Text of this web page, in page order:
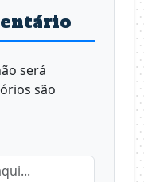
será
são